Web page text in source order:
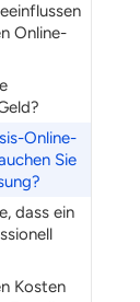
Online-
Online-
Sie
dass ein
Kosten